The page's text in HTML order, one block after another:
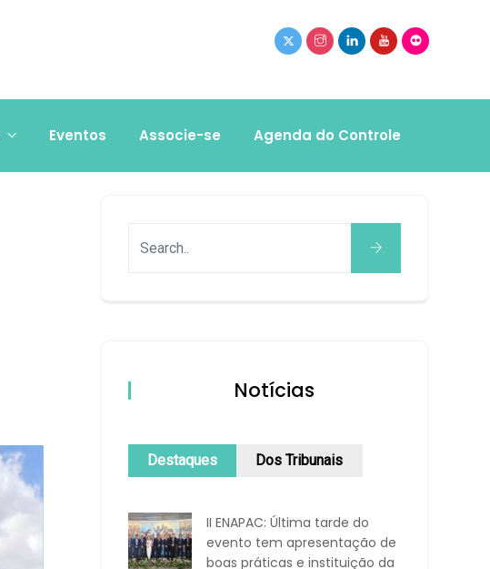
Eventos Associe-se Agenda do Controle
Notícias
Destaques Dos Tribunais
II ENAPAC: Última tarde do
evento tem apresentação de
boas práticas e instituição da